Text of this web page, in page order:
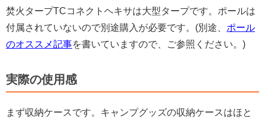
焚火タープTCコネクトヘキサは大型タープです。ポールは
付属されていないので別途購入が必要です。(別途、 ポール
のオススメ記事を書いていますので、ご参照ください。)
実際の使用感
まず収納ケースです。キャンプグッズの収納ケースはほと